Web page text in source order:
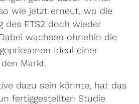
wie jetzt erneut, wo die
des ETS2 doch wieder
wachsen ohnehin die
Ideal einer
Markt.
dazu sein könnte, hat das
fertiggestellten Studie